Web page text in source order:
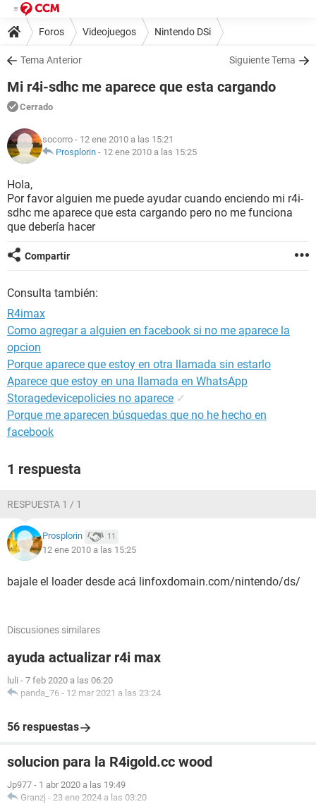
Foros Videojuegos Nintendo DSi
Tema Anterior Siguiente Tema
Mi r4i-sdhc me aparece que esta cargando
Cerrado
socorro - 12 ene 2010 a las 15:21
Prosplorin - 12 ene 2010 a las 15:25
Hola,
Por favor alguien me puede ayudar cuando enciendo mi r4i-
sdhc me aparece que esta cargando pero no me funciona
que debería hacer
Compartir
Consulta también:
R4imax
Como agregar a alguien en facebook si no me aparece la
opcion
Porque aparece que estoy en otra llamada sin estarlo
Aparece que estoy en una llamada en WhatsApp
Storagedevicepolicies no aparece ✓
Porque me aparecen búsquedas que no he hecho en
facebook
1 respuesta
RESPUESTA 1 / 1
Prosplorin 11
12 ene 2010 a las 15:25
bajale el loader desde acá linfoxdomain.com/nintendo/ds/
Discusiones similares
ayuda actualizar r4i max
luli - 7 feb 2020 a las 06:20
panda_76 - 12 mar 2021 a las 23:24
56 respuestas
solucion para la R4igold.cc wood
Jp977 - 1 abr 2020 a las 19:49
Granzj - 23 ene 2024 a las 03:20